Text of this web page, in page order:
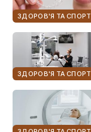
ЗДОРОВ'Я ТА СПОРТ
ЗДОРОВ'Я ТА СПОРТ